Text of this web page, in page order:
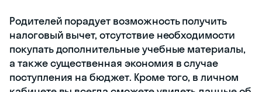
Родителей порадует возможность получить
налоговый вычет, отсутствие необходимости
покупать дополнительные учебные материалы,
а также существенная экономия в случае
поступления на бюджет. Кроме того, в личном